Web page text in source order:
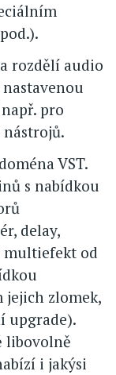
rozdělí audio
pro
VST.
s nabídkou
delay,
multiefekt od
jejich zlomek,
upgrade).
libovolně
i jakýsi